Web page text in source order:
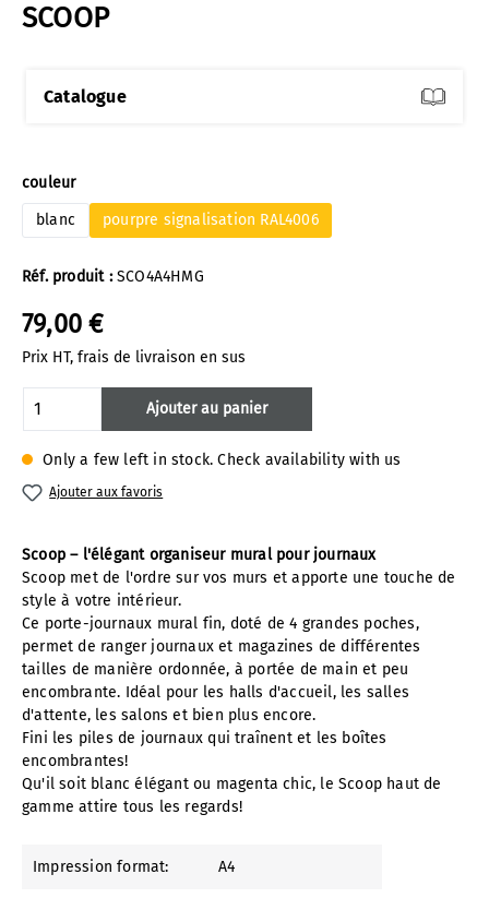
SCOOP
Catalogue
Réf. produit :SCO4A4HMG
79,00 €
Prix HT, frais de livraison en sus
Only a few left in stock. Check availability with us
Sélectionnez
couleur
blanc
pourpre signalisation RAL4006
Quantité de produit : Entrez la quantité
Ajouter au panier
Ajouter aux favoris
Scoop – l'élégant organiseur mural pour journaux
Scoop met de l'ordre sur vos murs et apporte une touche de
style à votre intérieur.
Ce porte-journaux mural fin, doté de 4 grandes poches,
permet de ranger journaux et magazines de différentes
tailles de manière ordonnée, à portée de main et peu
encombrante. Idéal pour les halls d'accueil, les salles
d'attente, les salons et bien plus encore.
Fini les piles de journaux qui traînent et les boîtes
encombrantes!
Qu'il soit blanc élégant ou magenta chic, le Scoop haut de
gamme attire tous les regards!
Impression format: A4